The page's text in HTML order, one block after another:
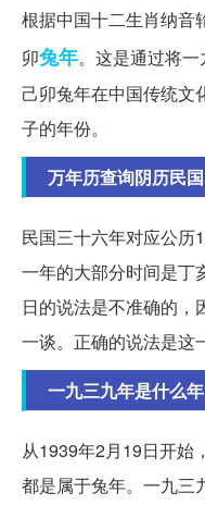
根据中国十二生肖纳音
卯兔年。这是通过将一
己卯兔年在中国传统文
子的年份。
万年历查询阴历民
民国三十六年对应公历
一年的大部分时间是丁
日的说法是不准确的，
一谈。正确的说法是这
一九三九年是什么年
从1939年2月19日开始
都是属于兔年。一九三